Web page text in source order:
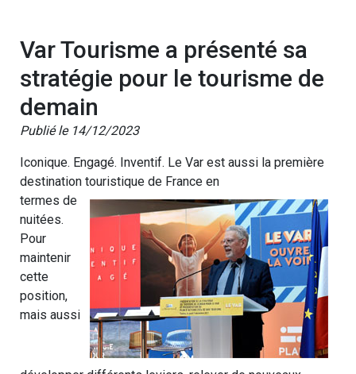
Var Tourisme a présenté sa
stratégie pour le tourisme de
demain
Publié le 14/12/2023
Iconique. Engagé. Inventif. Le Var est aussi la première
destination touristique de France en
termes de
nuitées.
Pour
maintenir
cette
position,
mais aussi